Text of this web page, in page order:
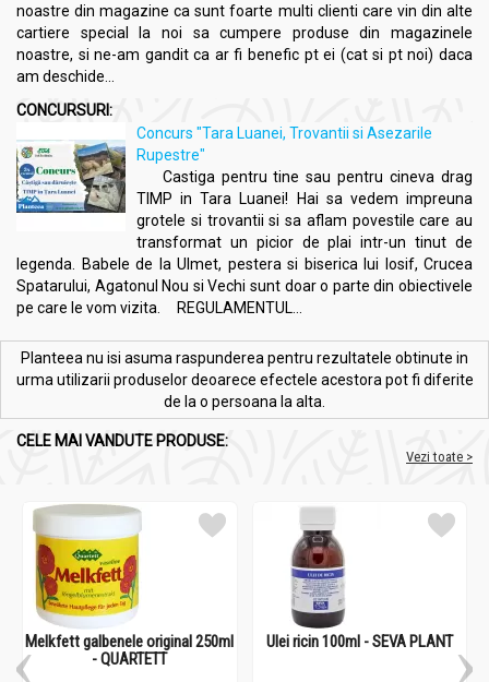
noastre din magazine ca sunt foarte multi clienti care vin din alte
cartiere special la noi sa cumpere produse din magazinele
noastre, si ne-am gandit ca ar fi benefic pt ei (cat si pt noi) daca
am deschide...
CONCURSURI:
Concurs "Tara Luanei, Trovantii si Asezarile
Rupestre"
Castiga pentru tine sau pentru cineva drag
TIMP in Tara Luanei! Hai sa vedem impreuna
grotele si trovantii si sa aflam povestile care au
transformat un picior de plai intr-un tinut de
legenda. Babele de la Ulmet, pestera si biserica lui Iosif, Crucea
Spatarului, Agatonul Nou si Vechi sunt doar o parte din obiectivele
pe care le vom vizita. REGULAMENTUL...
Planteea nu isi asuma raspunderea pentru rezultatele obtinute in
urma utilizarii produselor deoarece efectele acestora pot fi diferite
de la o persoana la alta.
CELE MAI VANDUTE PRODUSE:
Vezi toate >
Melkfett galbenele original 250ml
- QUARTETT
Ulei ricin 100ml - SEVA PLANT